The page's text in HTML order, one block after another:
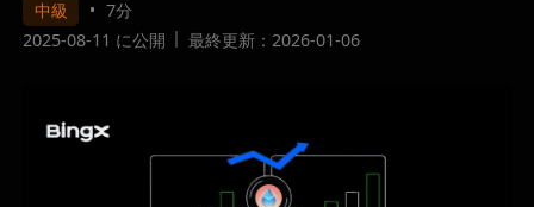
中級
7分
2025-08-11 に公開
最終更新：2026-01-06